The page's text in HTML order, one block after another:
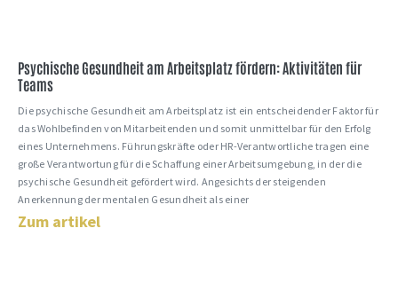
Psychische Gesundheit am Arbeitsplatz fördern: Aktivitäten für
Teams
Die psychische Gesundheit am Arbeitsplatz ist ein entscheidender Faktor für
das Wohlbefinden von Mitarbeitenden und somit unmittelbar für den Erfolg
eines Unternehmens. Führungskräfte oder HR-Verantwortliche tragen eine
große Verantwortung für die Schaffung einer Arbeitsumgebung, in der die
psychische Gesundheit gefördert wird. Angesichts der steigenden
Anerkennung der mentalen Gesundheit als einer
Zum artikel